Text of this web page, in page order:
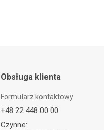
Obsługa klienta
Formularz kontaktowy
+48 22 448 00 00
Czynne: